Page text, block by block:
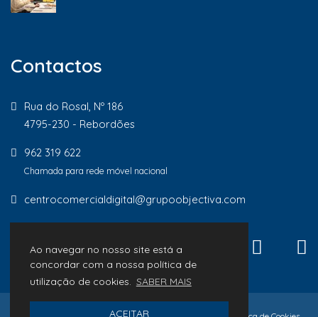
Ao navegar no nosso site está a
concordar com a nossa política de
utilização de cookies. SABER MAIS
ACEITAR
Contactos
Rua do Rosal, Nº 186
4795-230 - Rebordões
962 319 622
Chamada para rede móvel nacional
centrocomercialdigital@grupoobjectiva.com